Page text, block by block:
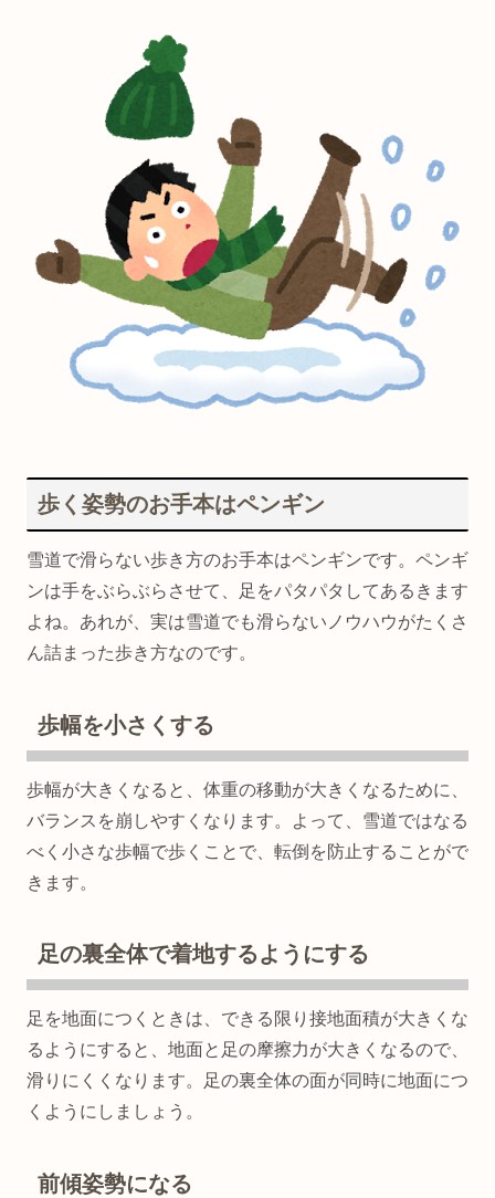
歩く姿勢のお手本はペンギン
雪道で滑らない歩き方のお手本はペンギンです。ペンギ
ンは手をぶらぶらさせて、足をパタパタしてあるきます
よね。あれが、実は雪道でも滑らないノウハウがたくさ
ん詰まった歩き方なのです。
歩幅を小さくする
歩幅が大きくなると、体重の移動が大きくなるために、
バランスを崩しやすくなります。よって、雪道ではなる
べく小さな歩幅で歩くことで、転倒を防止することがで
きます。
足の裏全体で着地するようにする
足を地面につくときは、できる限り接地面積が大きくな
るようにすると、地面と足の摩擦力が大きくなるので、
滑りにくくなります。足の裏全体の面が同時に地面につ
くようにしましょう。
前傾姿勢になる